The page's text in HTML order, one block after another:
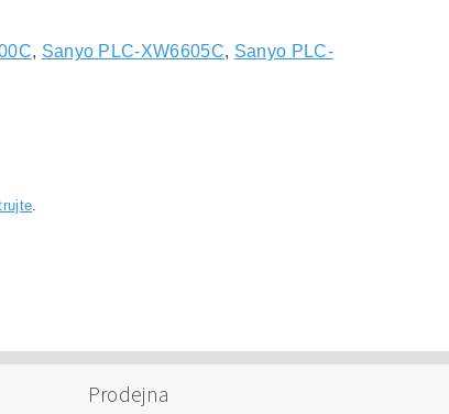
, Sanyo PLC-XW6605C, Sanyo PLC-
Prodejna